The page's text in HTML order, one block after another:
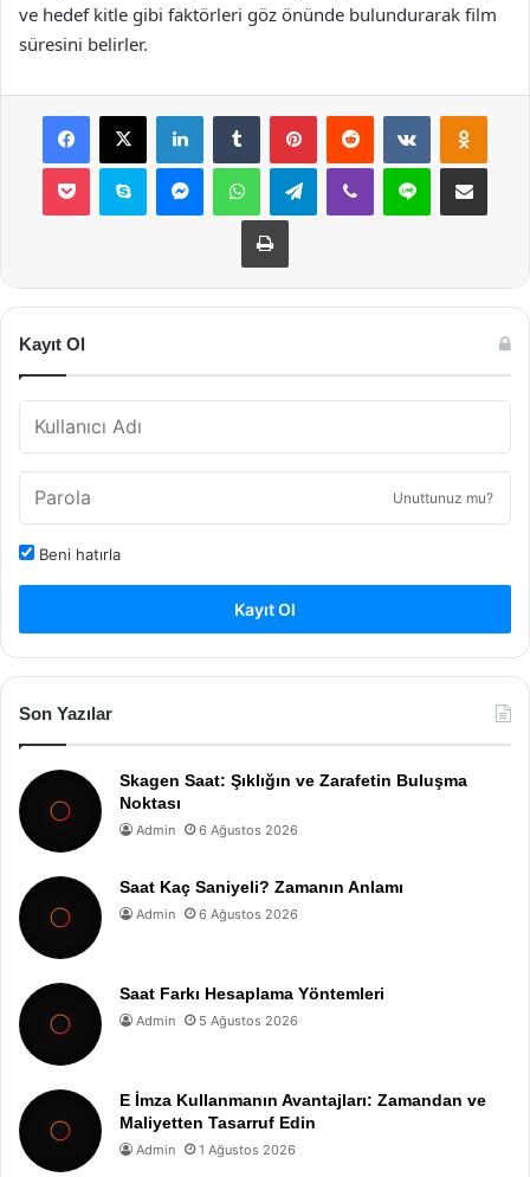
ve hedef kitle gibi faktörleri göz önünde bulundurarak film
süresini belirler.
Facebook
X LinkedInTumblr PinterestReddit VKontakte
Pocket Skype MessengerWhatsAppTelegramViber Line E-Posta ile
Yazdır
Kayıt Ol
Unuttunuz mu?
Beni hatırla
Kayıt Ol
Son Yazılar
Skagen Saat: Şıklığın ve Zarafetin Buluşma
Noktası
Admin 6 Ağustos 2026
Saat Kaç Saniyeli? Zamanın Anlamı
Admin 6 Ağustos 2026
Saat Farkı Hesaplama Yöntemleri
Admin 5 Ağustos 2026
E İmza Kullanmanın Avantajları: Zamandan ve
Maliyetten Tasarruf Edin
Admin 1 Ağustos 2026